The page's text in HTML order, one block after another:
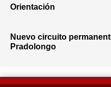
Orientación
Nuevo circuito
Pradolongo